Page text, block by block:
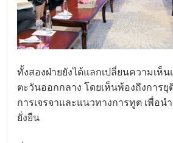
ทั้งสองฝ่ายยังได้แลกเปลี่ยนความเห็
ตะวันออกกลาง โดยเห็นพ้องถึงการ
การเจรจาและแนวทางการทูต เพื่อ
ยั่งยืน